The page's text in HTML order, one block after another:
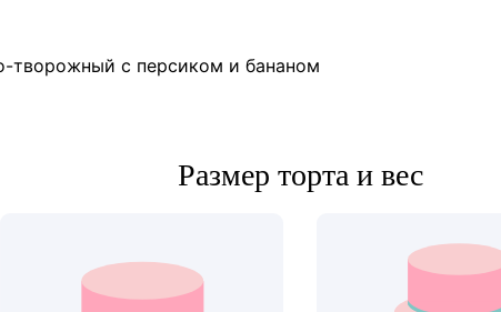
творожный с персиком и бананом
Размер торта и вес